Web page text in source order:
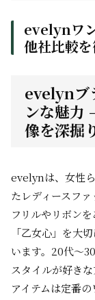
evelynワ
他社比較
evelynブ
ンな魅力
像を深掘
evelynは、女性
たレディースファ
フリルやリボン
「乙女心」を大
います。20代～
スタイルが好き
アイテムは定番